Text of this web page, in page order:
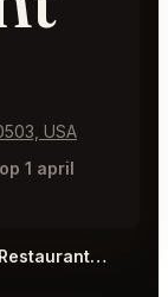
USA
1 april
Inaba Japanese Restaurant Torrance Reviews